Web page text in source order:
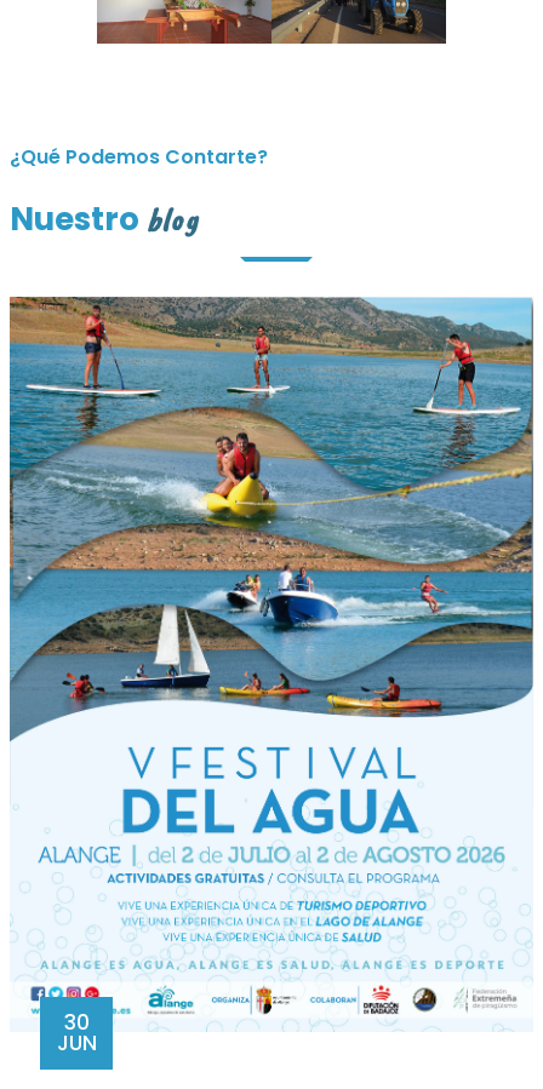
¿Qué Podemos Contarte?
Nuestro blog
30
JUN